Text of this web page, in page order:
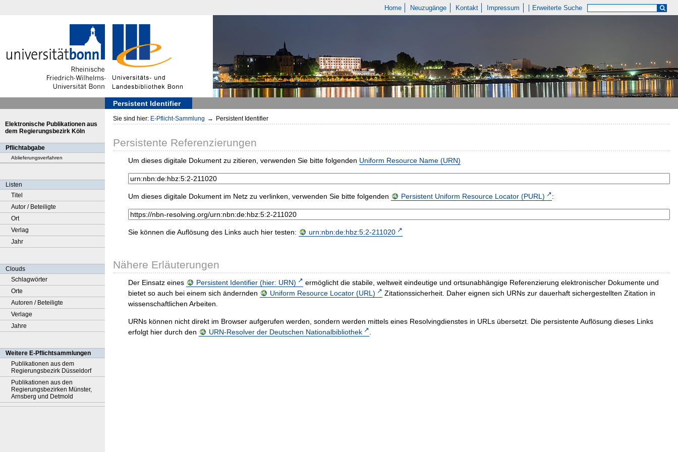
Home Neuzugänge Kontakt Impressum Erweiterte Suche
Persistent Identifier
Elektronische Publikationen aus
dem Regierungsbezirk Köln
Pflichtabgabe
Ablieferungsverfahren
Listen
Titel
Autor / Beteiligte
Ort
Verlag
Jahr
Clouds
Schlagwörter
Orte
Autoren / Beteiligte
Verlage
Jahre
Weitere E-Pflichtsammlungen
Publikationen aus dem
Regierungsbezirk Düsseldorf
Publikationen aus den
Regierungsbezirken Münster,
Arnsberg und Detmold
Sie sind hier: E-Pflicht-Sammlung → Persistent Identifier
Persistente Referenzierungen
Um dieses digitale Dokument zu zitieren, verwenden Sie bitte folgenden Uniform Resource Name (URN)
Um dieses digitale Dokument im Netz zu verlinken, verwenden Sie bitte folgenden Persistent Uniform Resource Locator (PURL) :
Sie können die Auflösung des Links auch hier testen: urn:nbn:de:hbz:5:2-211020
Nähere Erläuterungen
Der Einsatz eines Persistent Identifier (hier: URN)
ermöglicht die stabile, weltweit eindeutige und ortsunabhängige Referenzierung elektronischer Dokumente und
bietet so auch bei einem sich ändernden
Uniform Resource Locator (URL)
Zitationssicherheit. Daher eignen sich URNs zur dauerhaft sichergestellten Zitation in
wissenschaftlichen Arbeiten.
URNs können nicht direkt im Browser aufgerufen werden, sondern werden mittels eines Resolvingdienstes in URLs übersetzt. Die persistente Auflösung dieses Links
erfolgt hier durch den
URN-Resolver der Deutschen Nationalbibliothek .